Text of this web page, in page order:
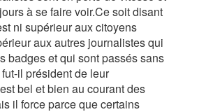
à se faire voir.Ce soit disant
ni supérieur aux citoyens
aux autres journalistes qui
badges et qui sont passés sans
il président de leur
bel et bien au courant des
il force parce que certains